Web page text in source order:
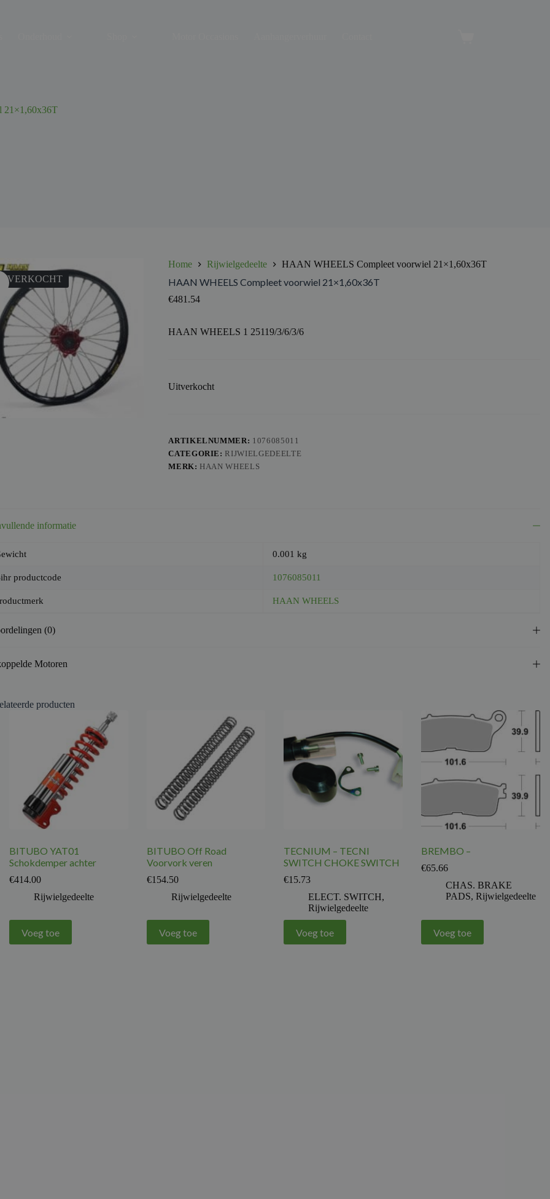
21×1,60x36T
Home Rijwielgedeelte HAAN WHEELS Compleet voorwiel 21×1,60x36T
HAAN WHEELS Compleet voorwiel 21×1,60x36T
€481.54
HAAN WHEELS 1 25119/3/6/3/6
Uitverkocht
ARTIKELNUMMER: 1076085011
CATEGORIE: RIJWIELGEDEELTE
MERK: HAAN WHEELS
informatie
0.001 kg
productcode 1076085011
HAAN WHEELS
(0)
Motoren
producten
BITUBO YAT01
Schokdemper achter
€414.00
Rijwielgedeelte
Voeg toe
BITUBO Off Road
Voorvork veren
€154.50
Rijwielgedeelte
Voeg toe
TECNIUM – TECNI
SWITCH CHOKE SWITCH
€15.73
ELECT. SWITCH,
Rijwielgedeelte
Voeg toe
BREMBO –
€65.66
CHAS. BRAKE
PADS,Rijwielgedeelte
Voeg toe